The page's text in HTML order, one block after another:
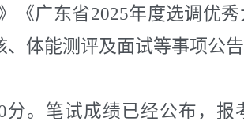
《广东省2025年度选调优
体能测评及面试等事项公告
分。笔试成绩已经公布，报